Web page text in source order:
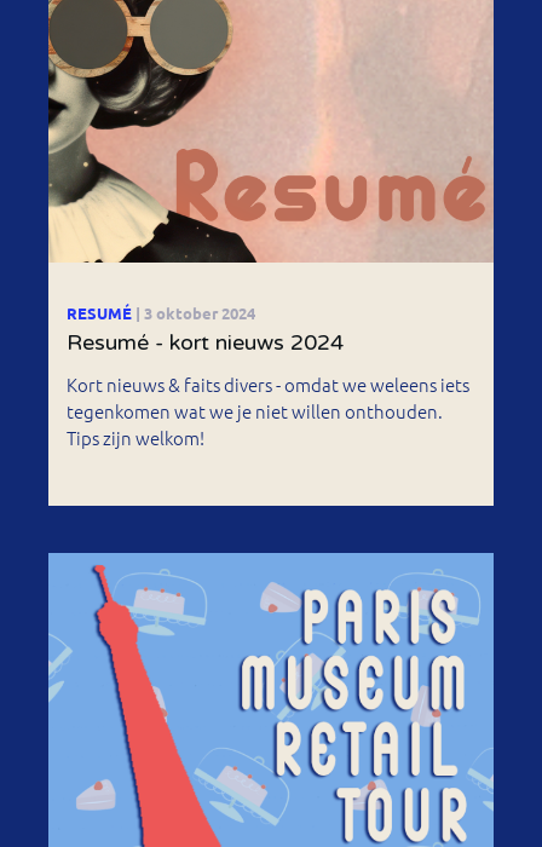
RESUMÉ | 3 oktober 2024
Resumé - kort nieuws 2024
Kort nieuws & faits divers - omdat we weleens iets
tegenkomen wat we je niet willen onthouden.
Tips zijn welkom!